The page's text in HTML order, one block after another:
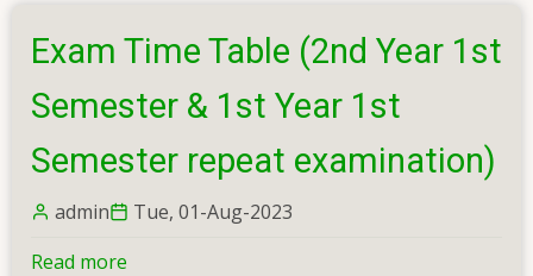
Exam Time Table (2nd Year 1st
Semester & 1st Year 1st
Semester repeat examination)
admin
Tue, 01-Aug-2023
Read more